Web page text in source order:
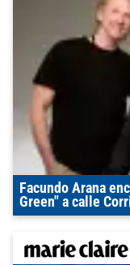
Facundo Arana
Green" a calle